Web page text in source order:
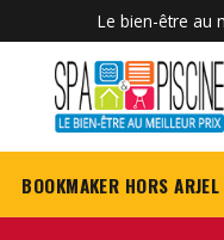
Le bien-être au
BOOKMAKER HORS ARJEL